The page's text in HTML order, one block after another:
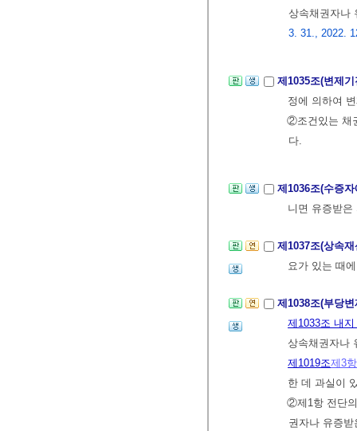
상속채권자나
3. 31., 2022.
제1035조(변제
정에 의하여
②조건있는 채
다.
제1036조(수증
니면 유증받은
제1037조(상속
요가 있는 때
제1038조(부당
제1033조 내
상속채권자나
제1019조제3항
한 데 과실이
②제1항 전단
권자나 유증